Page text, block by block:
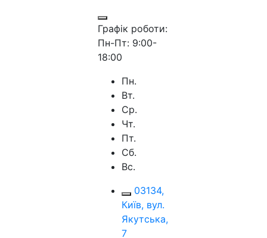
Графік роботи:
Пн-Пт: 9:00-
18:00
Пн.
Вт.
Ср.
Чт.
Пт.
Сб.
Вс.
03134,
Київ, вул.
Якутська,
7